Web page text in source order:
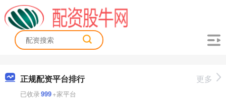
正规配资平台排行
已收录999+家平台
更多